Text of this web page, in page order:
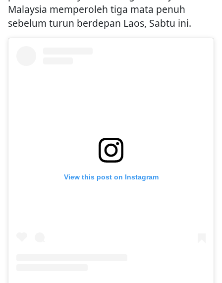
Malaysia memperoleh tiga mata penuh
sebelum turun berdepan Laos, Sabtu ini.
View this post on Instagram